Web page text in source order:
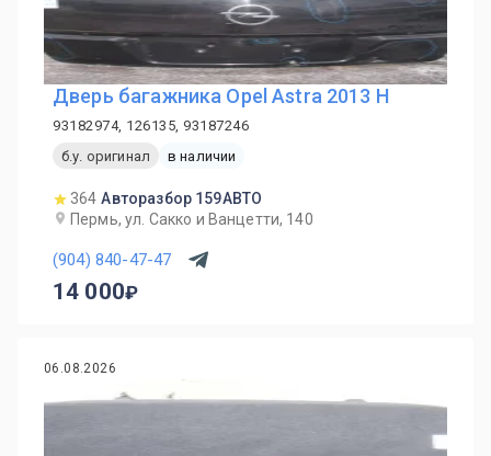
Дверь багажника Opel Astra 2013 H
93182974, 126135, 93187246
б.у. оригинал
в наличии
364 Авторазбор 159АВТО
Пермь, ул. Сакко и Ванцетти, 140
(904) 840-47-47
14 000
06.08.2026